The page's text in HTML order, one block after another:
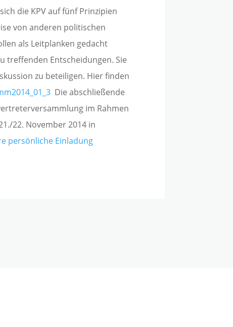
die KPV auf fünf Prinzipien
von anderen politischen
als Leitplanken gedacht
treffenden Entscheidungen. Sie
zu beteiligen. Hier finden
Die abschließende
im Rahmen
22. November 2014 in
persönliche Einladung